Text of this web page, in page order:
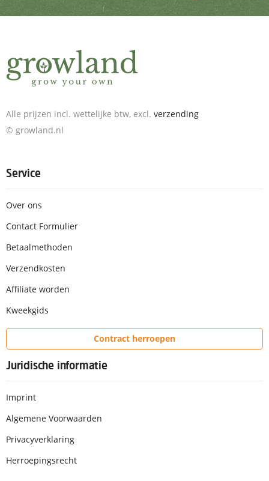
Alle prijzen incl. wettelijke btw, excl. verzending
© growland.nl
Service
Over ons
Contact Formulier
Betaalmethoden
Verzendkosten
Affiliate worden
Kweekgids
Contract herroepen
Juridische informatie
Imprint
Algemene Voorwaarden
Privacyverklaring
Herroepingsrecht